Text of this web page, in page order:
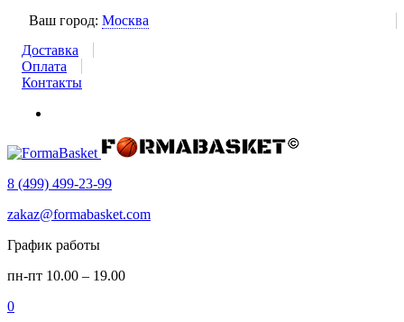
Ваш город: Москва
Доставка
Оплата
Контакты
8 (499) 499-23-99
zakaz@formabasket.com
График работы
пн-пт 10.00 – 19.00
0